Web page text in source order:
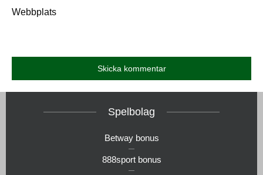
Webbplats
Spelbolag
Betway bonus
888sport bonus